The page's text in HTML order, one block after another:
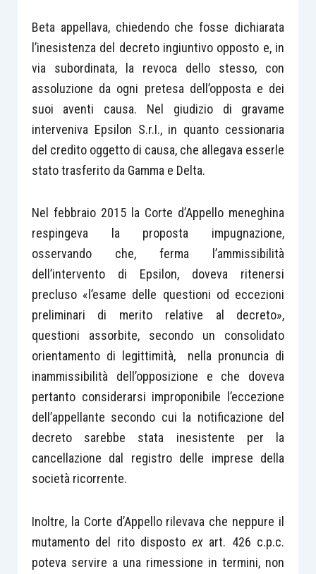
Beta appellava, chiedendo che fosse dichiarata
l’inesistenza del decreto ingiuntivo opposto e, in
via subordinata, la revoca dello stesso, con
assoluzione da ogni pretesa dell’opposta e dei
suoi aventi causa. Nel giudizio di gravame
interveniva Epsilon S.r.I., in quanto cessionaria
del credito oggetto di causa, che allegava esserle
stato trasferito da Gamma e Delta.
Nel febbraio 2015 la Corte d’Appello meneghina
respingeva la proposta impugnazione,
osservando che, ferma l’ammissibilità
dell’intervento di Epsilon, doveva ritenersi
precluso «l’esame delle questioni od eccezioni
preliminari di merito relative al decreto»,
questioni assorbite, secondo un consolidato
orientamento di legittimità, nella pronuncia di
inammissibilità dell’opposizione e che doveva
pertanto considerarsi improponibile l’eccezione
dell’appellante secondo cui la notificazione del
decreto sarebbe stata inesistente per la
cancellazione dal registro delle imprese della
società ricorrente.
Inoltre, la Corte d’Appello rilevava che neppure il
mutamento del rito disposto exart. 426 c.p.c.
poteva servire a una rimessione in termini, non